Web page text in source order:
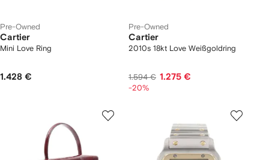
Pre-Owned
Cartier
Mini Love Ring
1.428 €
Pre-Owned
Cartier
2010s 18kt Love Weißgoldring
1.594 € 1.275 €
-20%